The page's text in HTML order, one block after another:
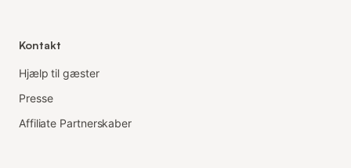
Kontakt
Hjælp til gæster
Presse
Affiliate Partnerskaber